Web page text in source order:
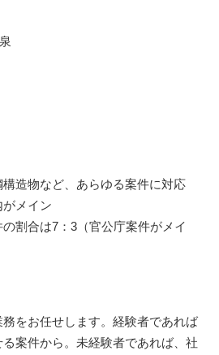
造物など、あらゆる案件に対応
メイン
割合は7：3（官公庁案件がメイ
をお任せします。経験者であれば
案件から。未経験者であれば、社